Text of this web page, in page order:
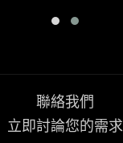
聯絡我們
立即討論您的需求